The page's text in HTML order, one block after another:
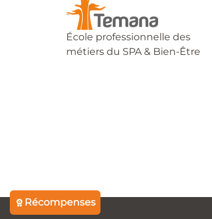
École professionnelle des
métiers du SPA & Bien-Être
Récompenses